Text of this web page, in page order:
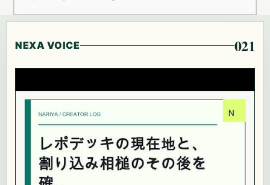
NEXA VOICE 021